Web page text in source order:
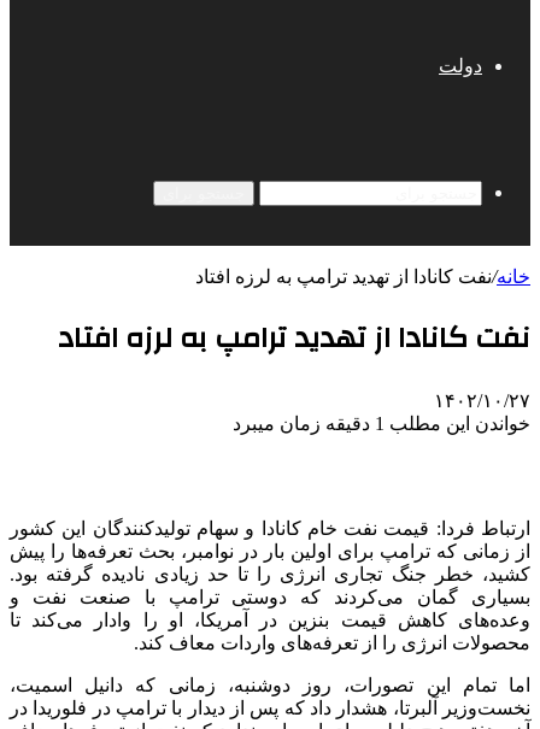
دولت
خانه/نفت کانادا از تهدید ترامپ به لرزه افتاد
نفت کانادا از تهدید ترامپ به لرزه افتاد
۱۴۰۲/۱۰/۲۷
خواندن این مطلب 1 دقیقه زمان میبرد
ارتباط فردا: قیمت نفت خام کانادا و سهام تولیدکنندگان این کشور
از زمانی که ترامپ برای اولین بار در نوامبر، بحث تعرفه‌ها را پیش
کشید، خطر جنگ تجاری انرژی را تا حد زیادی نادیده گرفته بود.
بسیاری گمان می‌کردند که دوستی ترامپ با صنعت نفت و
وعده‌های کاهش قیمت بنزین در آمریکا، او را وادار می‌کند تا
محصولات انرژی را از تعرفه‌های واردات معاف کند.
اما تمام این تصورات، روز دوشنبه، زمانی که دانیل اسمیت،
نخست‌وزیر آلبرتا، هشدار داد که پس از دیدار با ترامپ در فلوریدا در